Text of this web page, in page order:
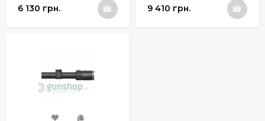
6 130 грн. 9 410 грн.